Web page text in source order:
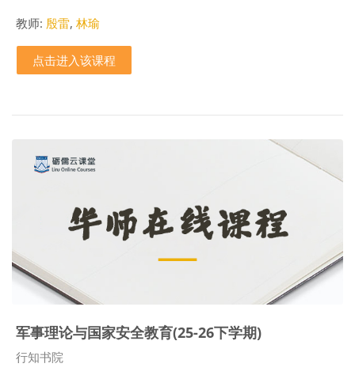
教师: 殷雷, 林瑜
点击进入该课程
军事理论与国家安全教育(25-26下学期)
课程类别
行知书院